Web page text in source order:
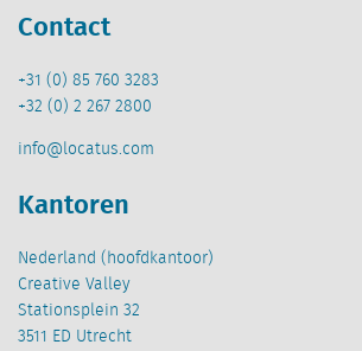
Contact
+31 (0) 85 760 3283
+32 (0) 2 267 2800
info@locatus.com
Kantoren
Nederland (hoofdkantoor)
Creative Valley
Stationsplein 32
3511 ED Utrecht